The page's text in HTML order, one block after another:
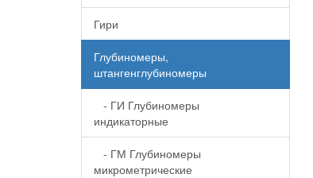
Гири
Глубиномеры,
штангенглубиномеры
- ГИ Глубиномеры
индикаторные
- ГМ Глубиномеры
микрометрические